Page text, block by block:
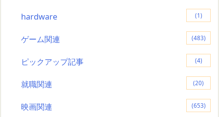
hardware (1)
ゲーム関連 (483)
ピックアップ記事 (4)
就職関連 (20)
映画関連 (653)